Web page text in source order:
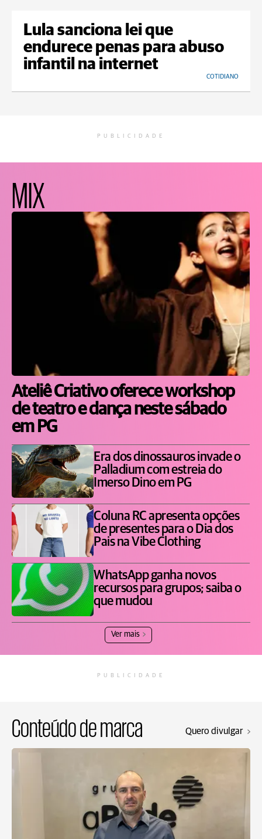
Lula sanciona lei que
endurece penas para abuso
infantil na internet
COTIDIANO
PUBLICIDADE
MIX
Ateliê Criativo oferece workshop
de teatro e dança neste sábado
em PG
Era dos dinossauros invade o
Palladium com estreia do
Imerso Dino em PG
Coluna RC apresenta opções
de presentes para o Dia dos
Pais na Vibe Clothing
WhatsApp ganha novos
recursos para grupos; saiba o
que mudou
Ver mais
PUBLICIDADE
Conteúdo de marca Quero divulgar